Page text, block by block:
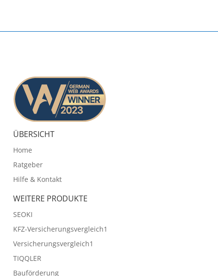
ÜBERSICHT
Home
Ratgeber
Hilfe & Kontakt
WEITERE PRODUKTE
SEOKI
KFZ-Versicherungsvergleich1
Versicherungsvergleich1
TIQQLER
Bauförderung